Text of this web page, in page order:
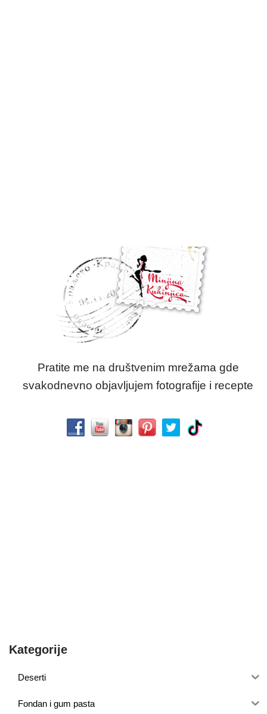
Pratite me na društvenim mrežama gde
svakodnevno objavljujem fotografije i recepte
Kategorije
Deserti
Fondan i gum pasta